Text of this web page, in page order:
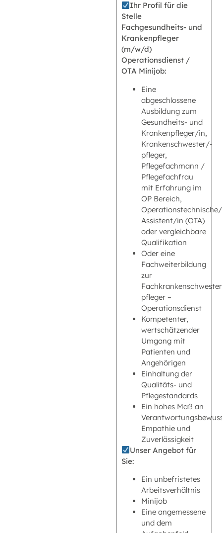
Ihr Profil für die
Stelle
Fachgesundheits- und
Krankenpfleger
(m/w/d)
Operationsdienst /
OTA Minijob:
Eine
abgeschlossene
Ausbildung zum
Gesundheits- und
Krankenpfleger/in,
Krankenschwester/-
pfleger,
Pflegefachmann /
Pflegefachfrau
mit Erfahrung im
OP Bereich,
Assistent/in (OTA)
oder vergleichbare
Qualifikation
Oder eine
Fachweiterbildung
zur
pfleger –
Operationsdienst
Kompetenter,
wertschätzender
Umgang mit
Patienten und
Angehörigen
Einhaltung der
Qualitäts- und
Pflegestandards
Ein hohes Maß an
Empathie und
Zuverlässigkeit
Unser Angebot für
Sie:
Ein unbefristetes
Arbeitsverhältnis
Minijob
Eine angemessene
und dem